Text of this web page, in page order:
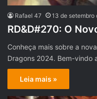
Rafael 47 13 de setembro
RD&D#270: O
Conheça mais sobre a
Dragons 2024. Bem-vindo
Leia mais »